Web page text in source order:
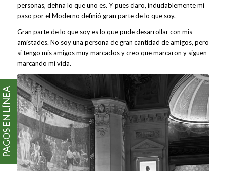
personas, defina lo que uno es. Y pues claro, indudablemente mi
paso por el Moderno definió gran parte de lo que soy.
Gran parte de lo que soy es lo que pude desarrollar con mis
amistades. No soy una persona de gran cantidad de amigos, pero
si tengo mis amigos muy marcados y creo que marcaron y siguen
marcando mi vida.
PAGOS EN LÍNEA